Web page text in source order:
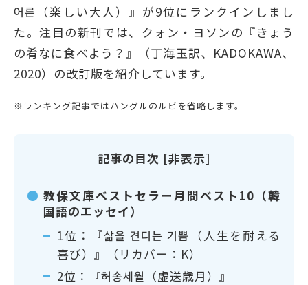
어른（楽しい大人）』が9位にランクインしまし
た。注目の新刊では、クォン・ヨソンの『きょう
の肴なに食べよう？』（丁海玉訳、KADOKAWA、
2020）の改訂版を紹介しています。
※ランキング記事ではハングルのルビを省略します。
記事の目次 [非表示]
教保文庫ベストセラー月間ベスト10（韓
国語のエッセイ）
1位：『삶을 견디는 기쁨（人生を耐える
喜び）』（リカバー：K）
2位：『허송세월（虚送歳月）』